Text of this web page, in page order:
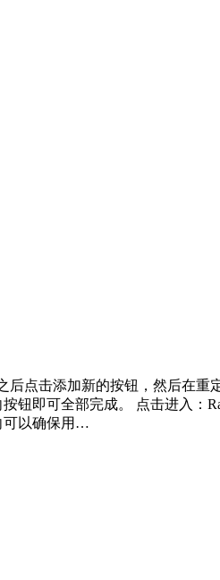
后点击添加新的按钮，然后在
钮即可全部完成。 点击进入：
可以确保用…